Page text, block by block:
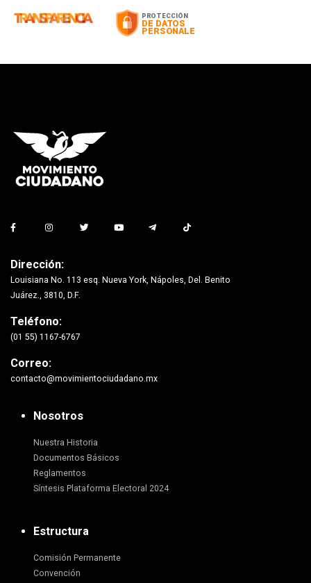
Dirección:
Louisiana No. 113 esq. Nueva York, Nápoles, Del. Benito
Juárez., 3810, D.F.
Teléfono:
(01 55) 1167-6767
Correo:
contacto@movimientociudadano.mx
Nosotros
Nuestra Historia
Documentos Básicos
Reglamentos
Síntesis Plataforma Electoral 2024
Estructura
Comisión Permanente
Convención